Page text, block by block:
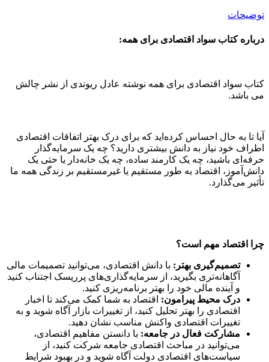
توضیحات
درباره کتاب سواد اقتصادی برای همه:
کتاب سواد اقتصادی برای همه نوشته عادل ریوندی از نشر چالش
می باشد.
آیا تا به حال احساس کرده‌اید که برای درک بهتر اتفاقات اقتصادی
اطراف خود نیاز به دانش بیشتری دارید؟ چه یک سرمایه‌گذار
حرفه‌ای باشید، چه یک کارمند ساده، چه یک خانه‌دار یا حتی یک
دانش‌آموز، اقتصاد به طور مستقیم یا غیرمستقیم بر زندگی همه ما
تأثیر می‌گذارد.
چرا اقتصاد مهم است؟
تصمیم‌گیری بهتر: با دانش اقتصادی، می‌توانید تصمیمات مالی
آگاهانه‌تری بگیرید، از سرمایه‌گذاری‌های پرریسک اجتناب کنید
و آینده مالی خود را بهتر برنامه‌ریزی کنید.
درک محیط پیرامون: اقتصاد به شما کمک می‌کند تا اخبار
اقتصادی را بهتر تحلیل کنید، از تغییرات بازار آگاه شوید و به
تغییرات اقتصادی واکنش مناسب نشان دهید.
مشارکت فعال در جامعه: با دانستن مفاهیم اقتصادی،
می‌توانید در مباحث اقتصادی جامعه شرکت کنید، از
سیاست‌های اقتصادی دولت آگاه شوید و در بهبود شرایط